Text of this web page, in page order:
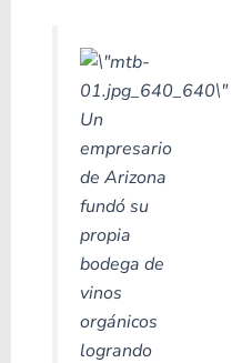
Un
empresario
de Arizona
fundó su
propia
bodega de
vinos
orgánicos
logrando